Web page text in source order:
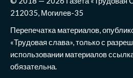
212035, Могилев-35
Перепечатка материалов,
«Трудовая слава», только с
использовании материалов
обязательна.